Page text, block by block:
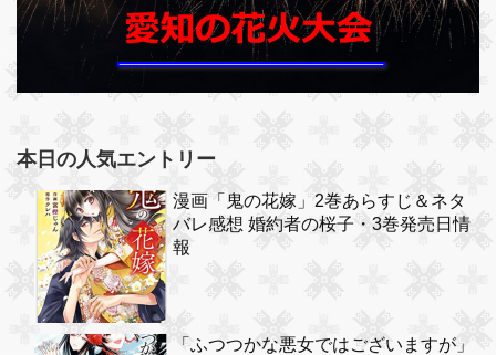
本日の人気エントリー
漫画「鬼の花嫁」2巻あらすじ＆ネタ
バレ感想 婚約者の桜子・3巻発売日情
報
「ふつつかな悪女ではございますが」